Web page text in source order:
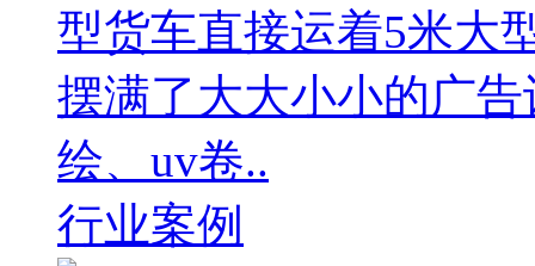
型货车直接运着5米大
摆满了大大小小的广
绘、uv卷..
行业案例